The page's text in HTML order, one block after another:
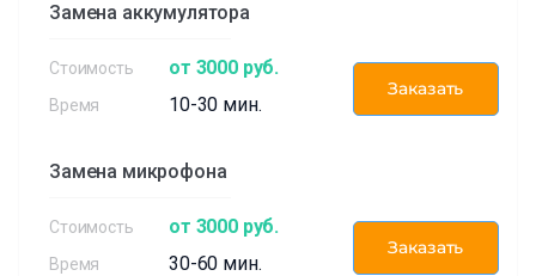
Замена аккумулятора
от 3000 руб.
10-30 мин.
Заказать
Замена микрофона
от 3000 руб.
30-60 мин.
Заказать